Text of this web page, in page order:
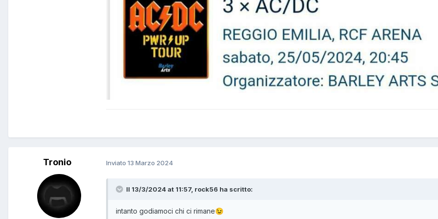
Tronio Inviato 13 Marzo 2024
Il 13/3/2024 at 11:57, rock56 ha scritto:
intanto godiamoci chi ci rimane😉